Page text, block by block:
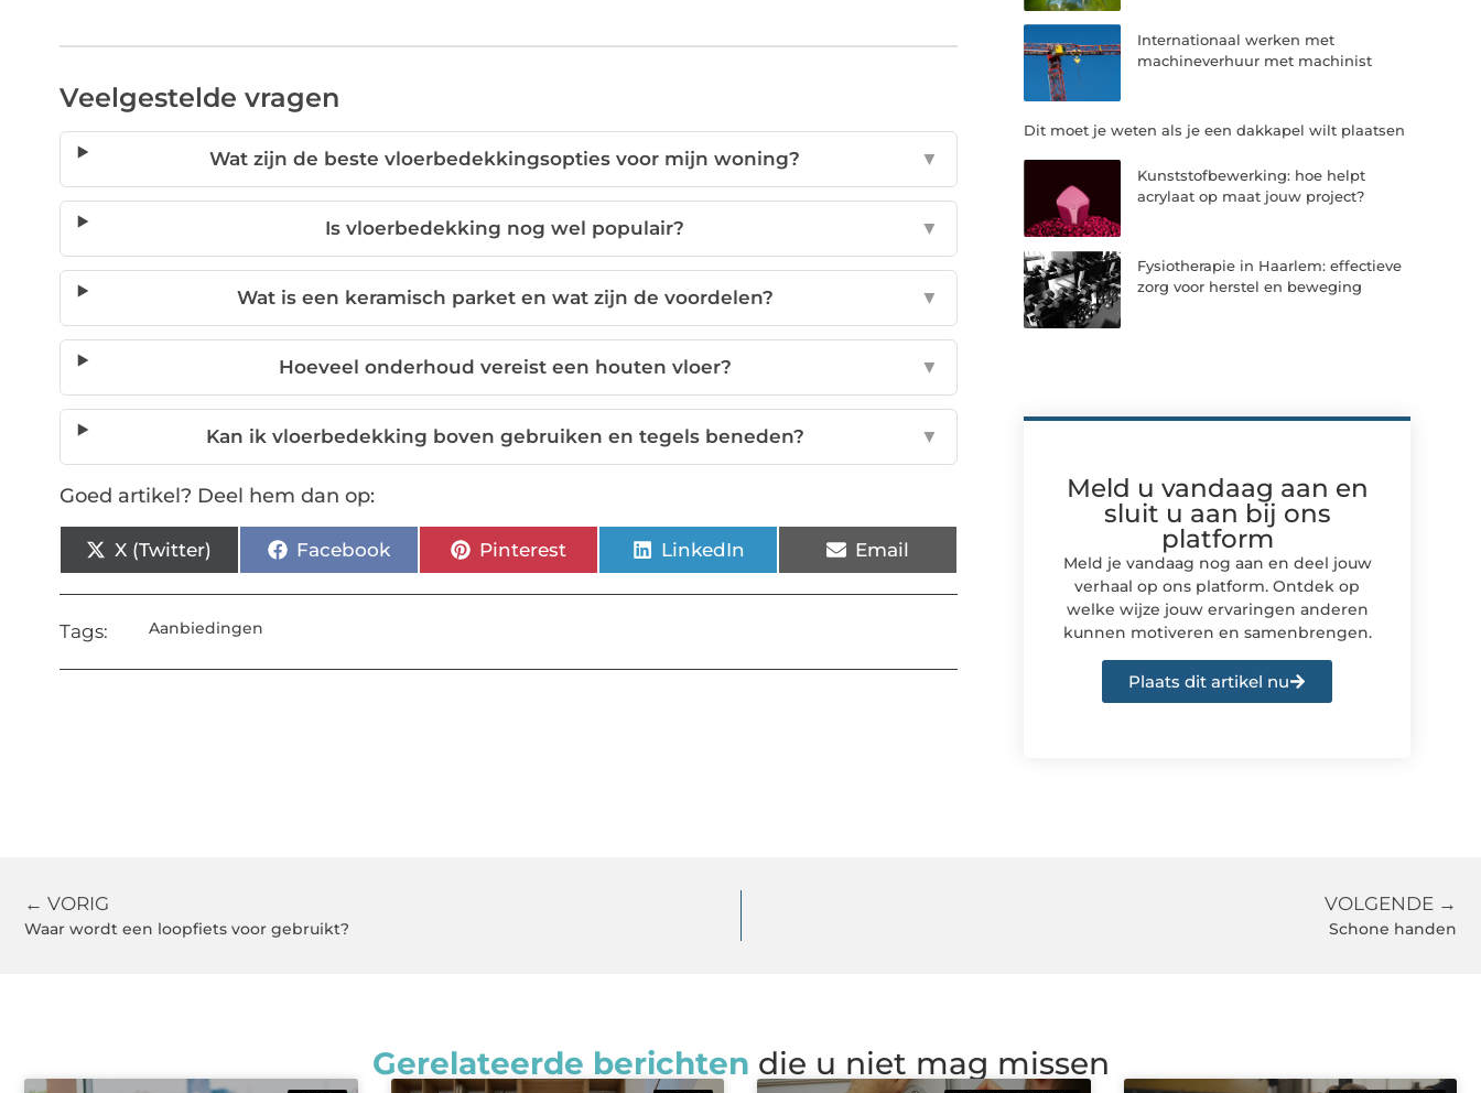
Veelgestelde vragen
Wat zijn de beste vloerbedekkingsopties voor mijn woning? ▼
Is vloerbedekking nog wel populair? ▼
Wat is een keramisch parket en wat zijn de voordelen? ▼
Hoeveel onderhoud vereist een houten vloer? ▼
Kan ik vloerbedekking boven gebruiken en tegels beneden? ▼
Goed artikel? Deel hem dan op:
X (Twitter) Facebook Pinterest LinkedIn Email
Tags: Aanbiedingen
Internationaal werken met
machineverhuur met machinist
Dit moet je weten als je een dakkapel wilt plaatsen
Kunststofbewerking: hoe helpt
acrylaat op maat jouw project?
Fysiotherapie in Haarlem: effectieve
zorg voor herstel en beweging
Meld u vandaag aan en
sluit u aan bij ons
platform
Meld je vandaag nog aan en deel jouw
verhaal op ons platform. Ontdek op
welke wijze jouw ervaringen anderen
kunnen motiveren en samenbrengen.
Plaats dit artikel nu
← VORIG
Waar wordt een loopfiets voor gebruikt?
VOLGENDE →
Schone handen
Gerelateerde berichten die u niet mag missen